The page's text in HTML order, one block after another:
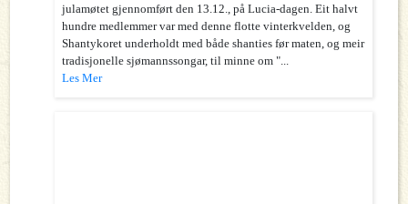
julamøtet gjennomført den 13.12., på Lucia-dagen. Eit halvt
hundre medlemmer var med denne flotte vinterkvelden, og
Shantykoret underholdt med både shanties før maten, og meir
tradisjonelle sjømannssongar, til minne om "...
Les Mer